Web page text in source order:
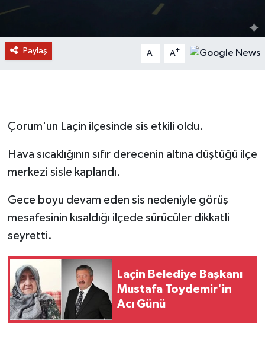
Paylaş A- A+
Çorum'un Laçin ilçesinde sis etkili oldu.
Hava sıcaklığının sıfır derecenin altına düştüğü ilçe
merkezi sisle kaplandı.
Gece boyu devam eden sis nedeniyle görüş
mesafesinin kısaldığı ilçede sürücüler dikkatli
seyretti.
Laçin Belediye Başkanı
Mustafa Toydemir'in
Acı Günü